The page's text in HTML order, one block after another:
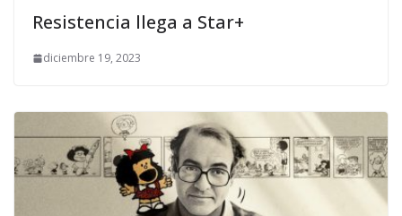
Resistencia llega a Star+
diciembre 19, 2023